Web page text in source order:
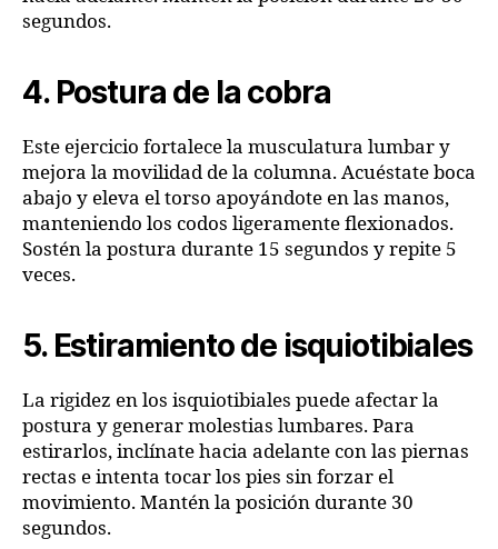
segundos.
4. Postura de la cobra
Este ejercicio fortalece la musculatura lumbar y
mejora la movilidad de la columna. Acuéstate boca
abajo y eleva el torso apoyándote en las manos,
manteniendo los codos ligeramente flexionados.
Sostén la postura durante 15 segundos y repite 5
veces.
5. Estiramiento de isquiotibiales
La rigidez en los isquiotibiales puede afectar la
postura y generar molestias lumbares. Para
estirarlos, inclínate hacia adelante con las piernas
rectas e intenta tocar los pies sin forzar el
movimiento. Mantén la posición durante 30
segundos.